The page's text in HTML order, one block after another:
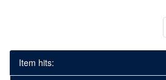
Item hits: